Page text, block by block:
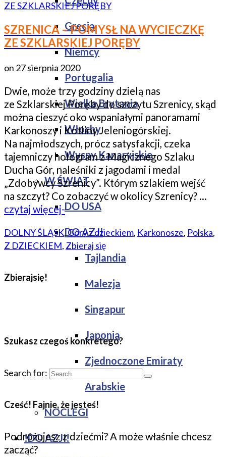
Grecja
Niemcy
Portugalia
Wielka Brytania
Włochy
Wyspy Kanaryjskie
W ŚWIAT
DO USA
DO AZJI
Tajlandia
Malezja
Singapur
Japonia
Zjednoczone Emiraty
Arabskie
NOCLEGI
!DO AZJI!
SZRENICA – POMYSŁ NA WYCIECZKĘ
ZE SZKLARSKIEJ PORĘBY
on 27 sierpnia 2020
Dwie, może trzy godziny dzielą nas
ze Szklarskiej Poręby do szczytu Szrenicy, skąd
można cieszyć oko wspaniałymi panoramami
Karkonoszy i Kotliny Jeleniogórskiej.
Na najmłodszych, prócz satysfakcji, czeka
tajemniczy hologram z Magicznego Szlaku
Ducha Gór, naleśniki z jagodami i medal
„Zdobywcy Szrenicy”. Którym szlakiem wejść
na szczyt? Co zobaczyć w okolicy Szrenicy? …
czytaj więcej-
DOLNY ŚLĄSK,Góry z dzieckiem, Karkonosze, Polska,
Z DZIECKIEM, Zbieraj się
Zbierajsię!
Szukasz czegoś konkretego?
Search for:
Cześć! Fajnie, że jesteś!
Podróżujesz z dziećmi? A może właśnie chcesz
zacząć?